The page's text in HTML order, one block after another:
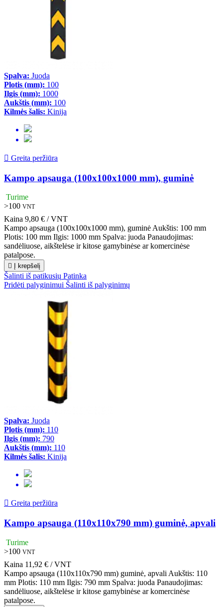
Spalva: Juoda
Plotis (mm): 100
Ilgis (mm): 1000
Aukštis (mm): 100
Kilmės šalis: Kinija
 Greita peržiūra
Kampo apsauga (100x100x1000 mm), guminė
Turime
>100 VNT
Kaina 9,80 € / VNT
Kampo apsauga (100x100x1000 mm), guminė Aukštis: 100 mm
Plotis: 100 mm Ilgis: 1000 mm Spalva: juoda Panaudojimas:
sandėliuose, aikštelėse ir kitose gamybinėse ar komercinėse
patalpose.
 Į krepšelį
Šalinti iš patikusių Patinka
Pridėti palyginimui Šalinti iš palyginimų
Spalva: Juoda
Plotis (mm): 110
Ilgis (mm): 790
Aukštis (mm): 110
Kilmės šalis: Kinija
 Greita peržiūra
Kampo apsauga (110x110x790 mm) guminė, apvali
Turime
>100 VNT
Kaina 11,92 € / VNT
Kampo apsauga (110x110x790 mm) guminė, apvali Aukštis: 110
mm Plotis: 110 mm Ilgis: 790 mm Spalva: juoda Panaudojimas:
sandėliuose, aikštelėse ir kitose gamybinėse ar komercinėse
patalpose.